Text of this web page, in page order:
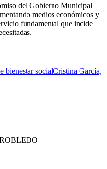
del Gobierno Municipal
medios económicos y
fundamental que incide
Cristina García,